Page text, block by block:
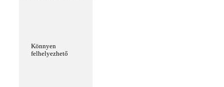
Könnyen
felhelyezhető